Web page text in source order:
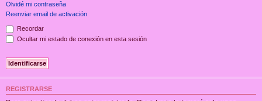
Olvidé mi contraseña
Reenviar email de activación
Recordar
Ocultar mi estado de conexión en esta sesión
REGISTRARSE